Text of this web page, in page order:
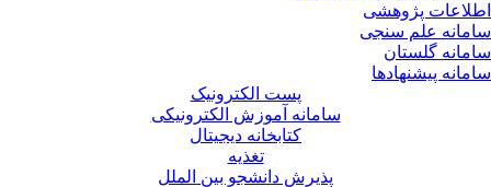
اطلاعات پژوهشی
سامانه علم سنجی
سامانه گلستان
سامانه پیشنهادها
پست الکترونیک
سامانه آموزش الکترونیکی
کتابخانه دیجیتال
تغذیه
پذیرش دانشجو بین الملل